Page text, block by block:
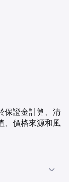
保證金計算、清
、價格來源和風